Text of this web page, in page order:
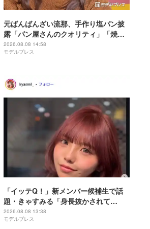
元ばんばんざい流那、手作り塩パン披
露「パン屋さんのクオリティ」「焼き
加減最高」と反響
2026.08.08 14:58
モデルプレス
「イッテQ！」新メンバー候補生で話
題・きゃすみる「身長抜かされて
る」“6歳差”姪っ子との幼少期＆現在の
2ショット公開「姉妹にしか見えない」
2026.08.08 13:38
モデルプレス